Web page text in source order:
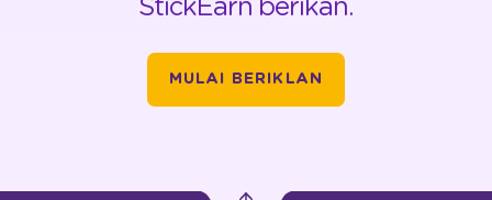
StickEarn berikan.
MULAI BERIKLAN